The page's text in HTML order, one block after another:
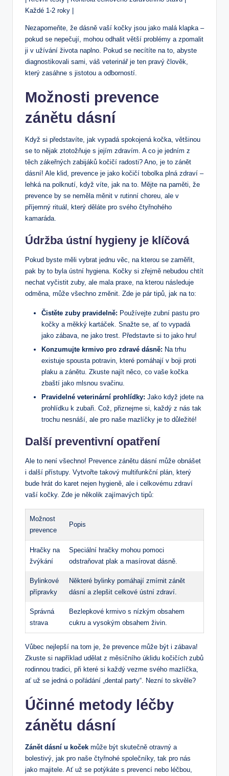
Každé 1-2 roky |
Nezapomeňte, že dásně vaší kočky jsou jako malá klapka –
pokud se nepečují, mohou odhalit větší problémy a zpomalit
ji v užívání života naplno. Pokud se necítíte na to, abyste
diagnostikovali sami, váš veterinář je ten pravý člověk,
který zasáhne s jistotou a odborností.
Možnosti prevence
zánětu dásní
Když si představíte, jak vypadá spokojená kočka, většinou
se to nějak ztotožňuje s jejím zdravím. A co je jedním z
těch zákeřných zabijáků kočičí radosti? Ano, je to zánět
dásní! Ale klid, prevence je jako kočičí tobolka plná zdraví –
lehká na polknutí, když víte, jak na to. Mějte na paměti, že
prevence by se neměla měnit v rutinní choreu, ale v
příjemný rituál, který děláte pro svého čtyřnohého
kamaráda.
Údržba ústní hygieny je klíčová
Pokud byste měli vybrat jednu věc, na kterou se zaměřit,
pak by to byla ústní hygiena. Kočky si zřejmě nebudou chtít
nechat vyčistit zuby, ale mala praxe, na kterou následuje
odměna, může všechno změnit. Zde je pár tipů, jak na to:
Čistěte zuby pravidelně: Používejte zubní pastu pro
kočky a měkký kartáček. Snažte se, ať to vypadá
jako zábava, ne jako trest. Představte si to jako hru!
Konzumujte krmivo pro zdravé dásně: Na trhu
existuje spousta potravin, které pomáhají v boji proti
plaku a zánětu. Zkuste najít něco, co vaše kočka
zbaští jako mlsnou svačinu.
Pravidelné veterinární prohlídky: Jako když jdete na
prohlídku k zubaři. Což, přiznejme si, každý z nás tak
trochu nesnáší, ale pro naše mazlíčky je to důležité!
Další preventivní opatření
Ale to není všechno! Prevence zánětu dásní může obnášet
i další přístupy. Vytvořte takový multifunkční plán, který
bude hrát do karet nejen hygieně, ale i celkovému zdraví
vaší kočky. Zde je několik zajímavých tipů:
Možnost
prevence
Popis
Hračky na
žvýkání
Speciální hračky mohou pomoci
odstraňovat plak a masírovat dásně.
Bylinkové
přípravky
Některé bylinky pomáhají zmírnit zánět
dásní a zlepšit celkové ústní zdraví.
Správná
strava
Bezlepkové krmivo s nízkým obsahem
cukru a vysokým obsahem živin.
Vůbec nejlepší na tom je, že prevence může být i zábava!
Zkuste si například udělat z měsíčního úklidu kočičích zubů
rodinnou tradici, při které si každý vezme svého mazlíčka,
ať už se jedná o pořádání „dental party“. Nezní to skvěle?
Účinné metody léčby
zánětu dásní
Zánět dásní u koček může být skutečně otravný a
bolestivý, jak pro naše čtyřnohé společníky, tak pro nás
jako majitele. Ať už se potýkáte s prevencí nebo léčbou,